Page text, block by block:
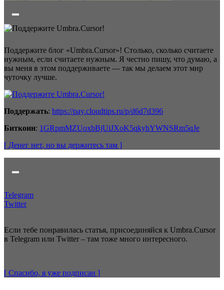
Поддержите блог «Umbra.Cursor»! Столько, сколько считаете
нужным, если считаете нужным. Я честно пишу, что думаю, а
вы меня в этом поддерживаете — так мы делаем этот мир
чуточку лучше.
Поддержать: https://pay.cloudtips.ru/p/d6d7d396
Биткоин: 1GRpmMZUoxbBjUiJXoK5qkyhYWNSRm5qJe
[ Денег нет, но вы держитесь там ]
Telegram
Twitter
Если тебе понравилась статья, присоединяйся к Umbra.Cursor
в Telegram или Twitter – там тоже много интересного.
[ Спасибо, я уже подписан ]